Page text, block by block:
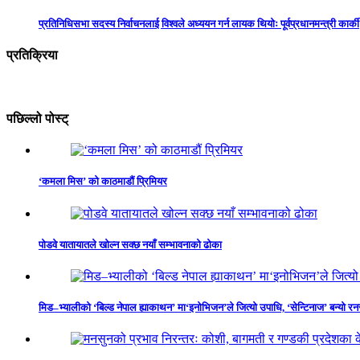
प्रतिनिधिसभा सदस्य निर्वाचनलाई विश्वले अध्ययन गर्न लायक थियोः पूर्वप्रधानमन्त्री कार्की
प्रतिक्रिया
पछिल्लो पोस्ट्
‘कमला मिस’ को काठमाडौं प्रिमियर
पोडवे यातायातले खोल्न सक्छ नयाँ सम्भावनाको ढोका
मिड–भ्यालीको ‘बिल्ड नेपाल ह्याकाथन’ मा‘इनोभिजन’ले जित्यो उपाधि, ‘सेन्टिनाज’ बन्यो